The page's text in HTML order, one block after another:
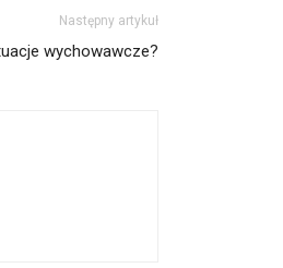
Następny artykuł
wychowawcze?